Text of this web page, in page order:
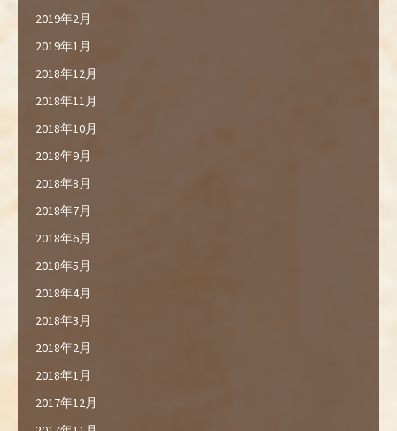
2019年2月
2019年1月
2018年12月
2018年11月
2018年10月
2018年9月
2018年8月
2018年7月
2018年6月
2018年5月
2018年4月
2018年3月
2018年2月
2018年1月
2017年12月